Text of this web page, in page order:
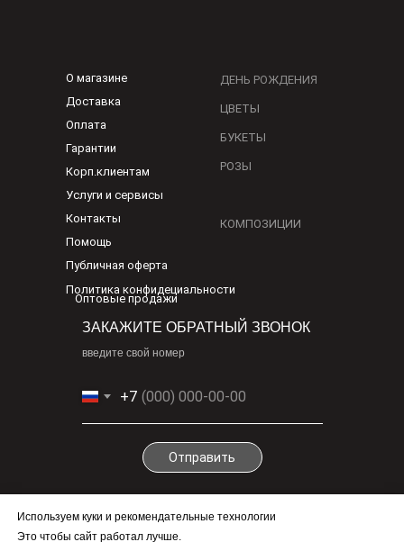
Используем куки и рекомендательные технологии
Это чтобы сайт работал лучше.
info@1-cv.ru
О магазине
Оплата
Доставка
Гарантии
Корп.клиентам
Услуги и сервисы
Контакты
Помощь
Публичная оферта
Политика конфидециальности
ДЕНЬ РОЖДЕНИЯ
ЦВЕТЫ
БУКЕТЫ
РОЗЫ
КОМПОЗИЦИИ
ЗАКАЖИТЕ ОБРАТНЫЙ ЗВОНОК
введите свой номер
+7
Отправить
Оптовые продажи